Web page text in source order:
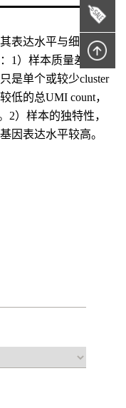
表达水平与细胞类
1）样本质量差，较
是单个或较少cluster
低的总UMI count，
2）样本的独特性，
因表达水平较高。